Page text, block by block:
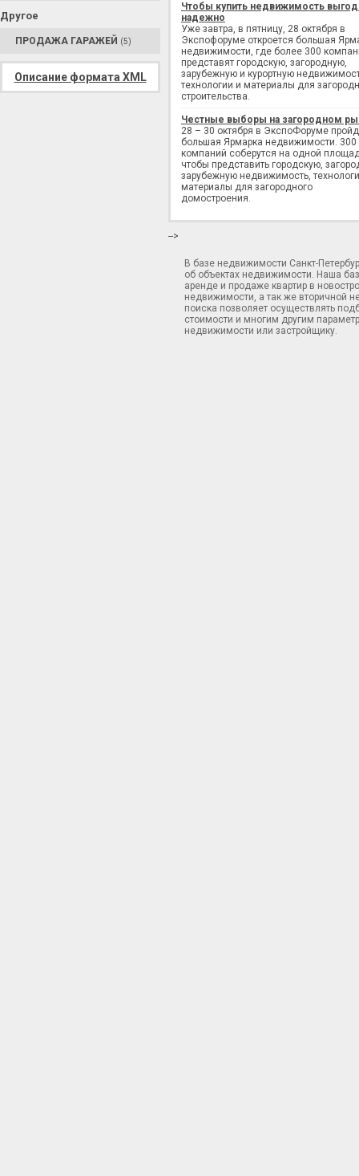
Другое
ПРОДАЖА ГАРАЖЕЙ (5)
Описание формата XML
Чтобы купить недвижимость
надежно
Уже завтра, в пятницу, 28 октября в
Экспофоруме откроется большая
недвижимости, где более 300
представят городскую, загородную,
зарубежную и курортную
технологии и материалы для
строительства.
Честные выборы на загородном
28 – 30 октября в ЭкспоФоруме
большая Ярмарка недвижимости. 300
компаний соберутся на одной
чтобы представить городскую,
зарубежную недвижимость,
материалы для загородного
домостроения.
-->
В базе недвижимости Санкт-
об объектах недвижимости. Наша
аренде и продаже квартир в
недвижимости, а так же вторичной
поиска позволяет осуществлять
стоимости и многим другим
недвижимости или застройщику.